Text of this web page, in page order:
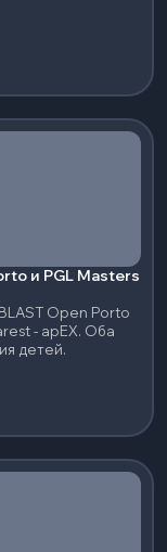
и PGL Masters
Open Porto
- apEX. Оба
детей.